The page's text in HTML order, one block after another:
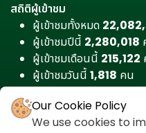
สถิติผู้เข้าชม
ผู้เข้าชมทั้งหมด
ผู้เข้าชมปีนี้ 2,280,018
ผู้เข้าชมเดือนนี้ 215,122
ผู้เข้าชมวันนี้ 1,818 คน
Our Cookie Policy
We use cookies to